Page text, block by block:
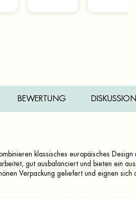
BEWERTUNG DISKUSSION
klassisches europäisches Design
gut ausbalanciert und bieten ein
Verpackung geliefert und eignen